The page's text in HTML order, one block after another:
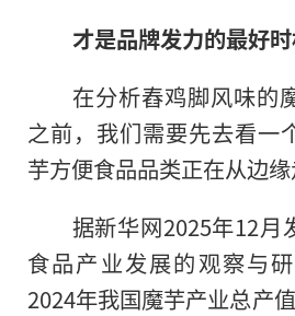
才是品牌发力的最好
在分析舂鸡脚风味的
之前，我们需要先去看一
芋方便食品品类正在从边缘
据新华网2025年12月
食品产业发展的观察与
2024年我国魔芋产业总产